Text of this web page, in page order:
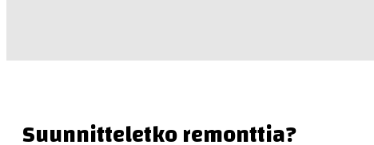
Suunnitteletko remonttia?